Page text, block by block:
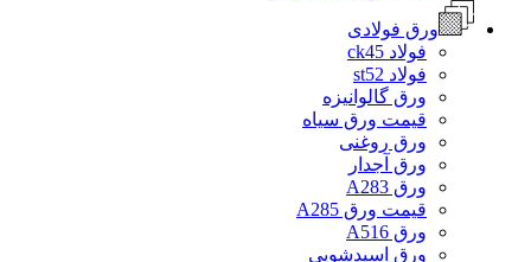
ورق فولادی
فولاد ck45
فولاد st52
ورق گالوانیزه
قیمت ورق سیاه
ورق روغنی
ورق آجدار
ورق A283
قیمت ورق A285
ورق A516
ورق اسیدشویی